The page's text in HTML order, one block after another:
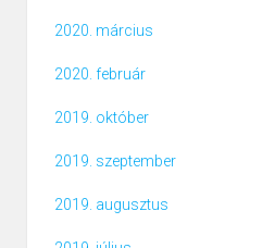
2020. március
2020. február
2019. október
2019. szeptember
2019. augusztus